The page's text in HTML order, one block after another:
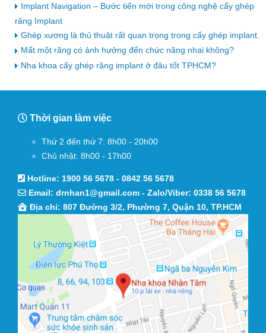
Implant Navigation – Bước tiến mới trong công nghệ cấy ghép
răng Implant
Ghép xương là thủ thuật rất quan trọng trong cấy ghép implant.
Mất một răng có ảnh hưởng đến chức năng nhai không?
Nha khoa cấy ghép răng implant ở đâu tốt TPHCM?
Thời gian làm việc
Thứ 2 đến thứ 7: 8h00 - 20h00
Chủ nhật: 8h00 - 17h00
Hotline: 1900 56 5678 - 0842 56 5678
Email: drnhan1@gmail.com - Zalo/Viber: 0338 56 5678
Địa chỉ: 807 Đường 3/2, Phường 7, Quận 10, TP.HCM